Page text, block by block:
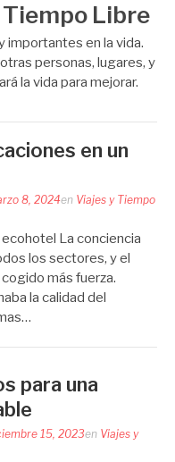
Libre
importantes en la vida.
personas, lugares, y
la vida para mejorar.
en un
8, 2024en Viajes y Tiempo
La conciencia
los sectores, y el
más fuerza.
la calidad del
para una
15, 2023en Viajes y